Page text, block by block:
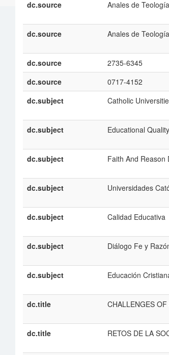
dc.source
Anales de
dc.source
Anales de
dc.source
2735-6345
dc.source
0717-4152
dc.subject
Catholic
dc.subject
Educational Quality
dc.subject
Faith And Reason
dc.subject
Universidades
dc.subject
Calidad Educativa
dc.subject
Diálogo Fe y
dc.subject
Educación
dc.title
CHALLENGES
dc.title
RETOS DE LA